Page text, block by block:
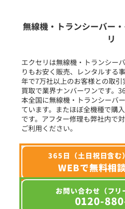
フリーワード入力(製
選択条件をリ
無線機・トランシーバー
リ
エクセリは無線機・トランシー
りもお安く販売、レンタルする
年で7万社以上のお客様との取
買取で業界ナンバーワンです。
本全国に無線機・トランシーバ
ています。またほぼ全機種で購
です。アフター修理も弊社内で
ご利用ください。
365日（土日祝日含む
WEBで無料相
お問い合わせ（フリ
0120-